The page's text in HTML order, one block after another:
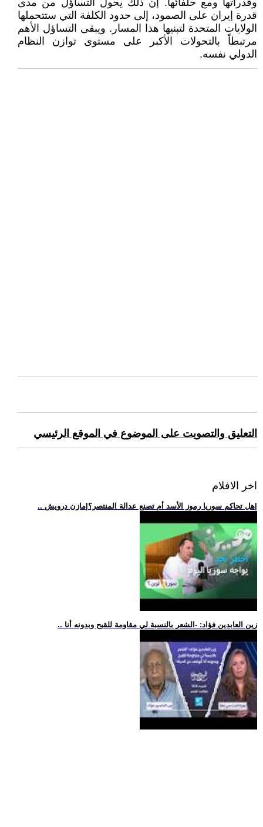
وقدراتها ومع حلفائها. إن ذلك يحول التساؤل من مدى
قدرة إيران على الصمود، إلى حدود الكلفة التي ستتحملها
الولايات المتحدة لتبنيها هذا المسار. ويبقى التساؤل الأهم
مرتبطاً بالتحولات الأكبر على مستوى توازن النظام
الدولي نفسه.
التعليق والتصويت على الموضوع في الموقع الرئيسي
اخر الافلام
.. زين العابدين فؤاد: -الشعر بالنسبة لي مقاومة للقبح وبدونه أنا